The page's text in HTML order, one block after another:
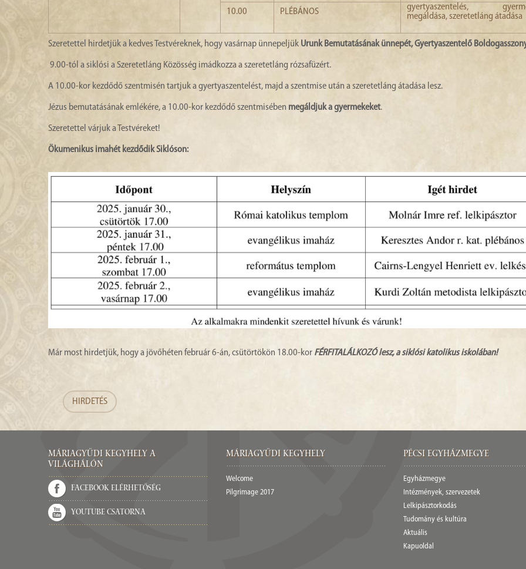
10.00 PLÉBÁNOS
gyertyaszentelés,
megáldása, szeretetláng átadása
Szeretettel hirdetjük a kedves Testvéreknek, hogy vasárnap ünnepeljük Urunk Bemutatásának ünnepét, Gyertyaszentelő
9.00-tól a siklósi a Szeretetláng Közösség imádkozza a szeretetláng rózsafüzért.
A 10.00-kor kezdődő szentmisén tartjuk a gyertyaszentelést, majd a szentmise után a szeretetláng átadása lesz.
Jézus bemutatásának emlékére, a 10.00-kor kezdődő szentmisében megáldjuk a gyermekeket.
Szeretettel várjuk a Testvéreket!
Ökumenikus imahét kezdődik Siklóson:
Már most hirdetjük, hogy a jövőhéten február 6-án, csütörtökön 18.00-kor FÉRFITALÁLKOZÓ lesz, a siklósi katolikus iskolában!
HIRDETÉS
Máriagyűdi Kegyhely a
világhálón
Facebook elérhetőség
Youtube csatorna
Máriagyűdi Kegyhely
Welcome
Pilgrimage 2017
Pécsi egyházmegye
Egyházmegye
Intézmények, szervezetek
Lelkipásztorkodás
Tudomány és kultúra
Aktuális
Kapuoldal